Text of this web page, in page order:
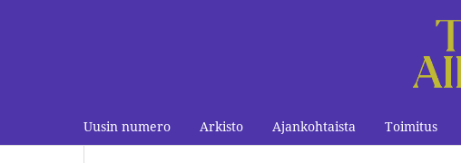
Uusin numero Arkisto Ajankohtaista Toimitus